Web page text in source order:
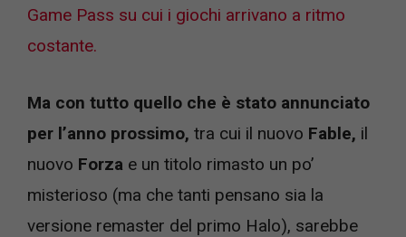
Game Pass su cui i giochi arrivano a ritmo
costante.
Ma con tutto quello che è stato annunciato
per l’anno prossimo, tra cui il nuovo Fable, il
nuovo Forza e un titolo rimasto un po’
misterioso (ma che tanti pensano sia la
versione remaster del primo Halo), sarebbe